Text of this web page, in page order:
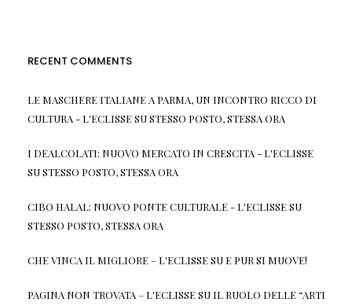
RECENT COMMENTS
LE MASCHERE ITALIANE A PARMA, UN INCONTRO RICCO DI
CULTURA - L'ECLISSESUSTESSO POSTO, STESSA ORA
I DEALCOLATI: NUOVO MERCATO IN CRESCITA - L'ECLISSE
SUSTESSO POSTO, STESSA ORA
CIBO HALAL: NUOVO PONTE CULTURALE - L'ECLISSESU
STESSO POSTO, STESSA ORA
CHE VINCA IL MIGLIORE – L'ECLISSESU E PUR SI MUOVE!
PAGINA NON TROVATA – L'ECLISSESU IL RUOLO DELLE “ARTI